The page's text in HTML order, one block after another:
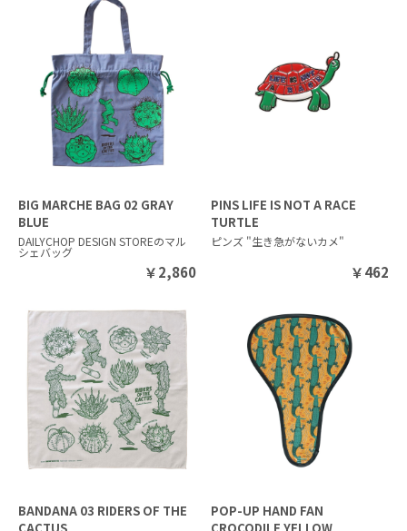
BIG MARCHE BAG 02 GRAY
BLUE
DAILYCHOP DESIGN STOREのマル
シェバッグ
￥2,860
PINS LIFE IS NOT A RACE
TURTLE
ピンズ "生き急がないカメ"
￥462
BANDANA 03 RIDERS OF THE
CACTUS
POP-UP HAND FAN
CROCODILE YELLOW